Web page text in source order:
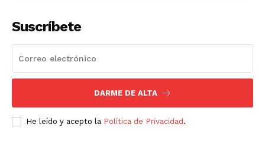
Suscríbete
DARME DE ALTA
He leído y acepto la Política de Privacidad .